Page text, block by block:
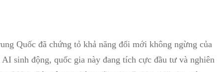
Quốc đã chứng tỏ khả năng đổi mới không ngừng của
sinh động, quốc gia này đang tích cực đầu tư và nghiên